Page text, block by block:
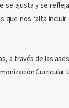
ajusta y se
que nos falta
a través de las
Curricular